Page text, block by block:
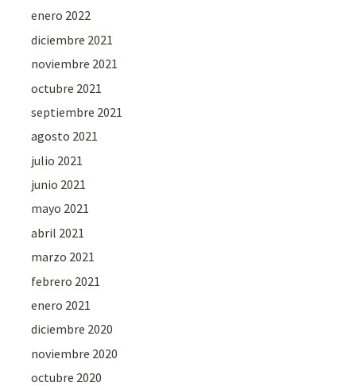
enero 2022
diciembre 2021
noviembre 2021
octubre 2021
septiembre 2021
agosto 2021
julio 2021
junio 2021
mayo 2021
abril 2021
marzo 2021
febrero 2021
enero 2021
diciembre 2020
noviembre 2020
octubre 2020